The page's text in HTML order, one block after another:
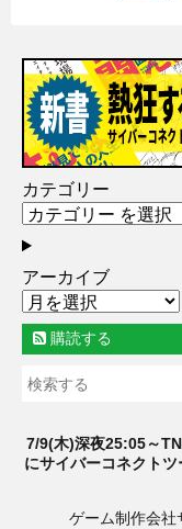
カテゴリー
アーカイブ
購読する
7/9(木)深夜25:05～
にサイバーコネクト
ゲーム制作会社